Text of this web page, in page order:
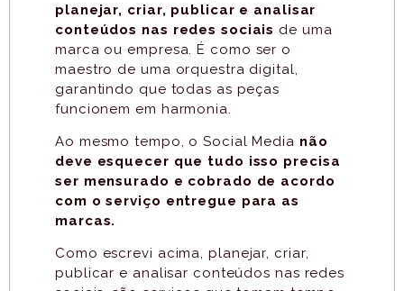
planejar, criar, publicar e analisar
conteúdos nas redes sociais de uma
marca ou empresa. É como ser o
maestro de uma orquestra digital,
garantindo que todas as peças
funcionem em harmonia.
Ao mesmo tempo, o Social Media não
deve esquecer que tudo isso precisa
ser mensurado e cobrado de acordo
com o serviço entregue para as
marcas.
Como escrevi acima, planejar, criar,
publicar e analisar conteúdos nas redes